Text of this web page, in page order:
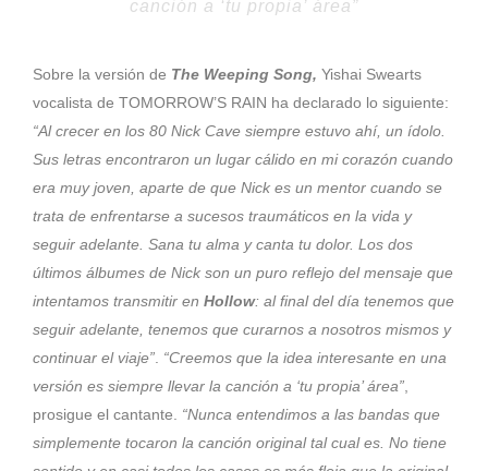
canción a ‘tu propia’ área”
Sobre la versión de The Weeping Song, Yishai Swearts
vocalista de TOMORROW’S RAIN ha declarado lo siguiente:
“Al crecer en los 80 Nick Cave siempre estuvo ahí, un ídolo.
Sus letras encontraron un lugar cálido en mi corazón cuando
era muy joven, aparte de que Nick es un mentor cuando se
trata de enfrentarse a sucesos traumáticos en la vida y
seguir adelante. Sana tu alma y canta tu dolor. Los dos
últimos álbumes de Nick son un puro reflejo del mensaje que
intentamos transmitir en Hollow: al final del día tenemos que
seguir adelante, tenemos que curarnos a nosotros mismos y
continuar el viaje” “Creemos que la idea interesante en una
versión es siempre llevar la canción a ‘tu propia’ área”
prosigue el cantante. “Nunca entendimos a las bandas que
simplemente tocaron la canción original tal cual es. No tiene